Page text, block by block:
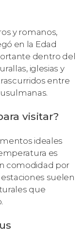
y romanos,
en la Edad
dentro del
iglesias y
entre
visitar?
ideales
es
comodidad por
suelen
que